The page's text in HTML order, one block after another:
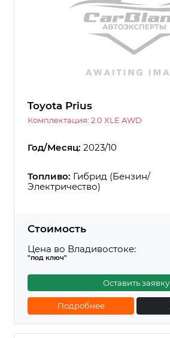
Toyota Prius
Комплектация: 2.0 XLE AWD
Год/Месяц: 2023/10
Топливо: Гибрид (Бензин/
Электричество)
Стоимость
Цена во Владивостоке:
"под ключ"
Оставить заявку
Подробнее